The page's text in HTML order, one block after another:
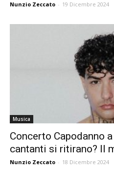
Nunzio Zeccato - 19 Dicembre 2024
Musica
Concerto Capodanno
cantanti si ritirano? Il
Nunzio Zeccato - 18 Dicembre 2024